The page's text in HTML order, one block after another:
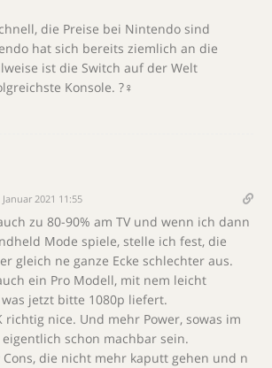
die Preise bei Nintendo sind
hat sich bereits ziemlich an die
ist die Switch auf der Welt
Konsole. ?‍♀️
Januar 2021 11:55
zu 80-90% am TV und wenn ich dann
Mode spiele, stelle ich fest, die
gleich ne ganze Ecke schlechter aus.
ein Pro Modell, mit nem leicht
jetzt bitte 1080p liefert.
richtig nice. Und mehr Power, sowas im
eigentlich schon machbar sein.
Cons, die nicht mehr kaputt gehen und n